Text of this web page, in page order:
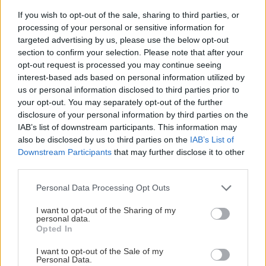
If you wish to opt-out of the sale, sharing to third parties, or
processing of your personal or sensitive information for
targeted advertising by us, please use the below opt-out
section to confirm your selection. Please note that after your
opt-out request is processed you may continue seeing
interest-based ads based on personal information utilized by
us or personal information disclosed to third parties prior to
your opt-out. You may separately opt-out of the further
disclosure of your personal information by third parties on the
IAB’s list of downstream participants. This information may
also be disclosed by us to third parties on the IAB’s List of
Downstream Participants that may further disclose it to other
Please note that this website/app uses one or more Google
not limited to your visit or usage behaviour. You may click to
grant or deny consent to Google and its third-party tags to
use your data for below specified purposes in below Google
consent section.
Personal Data Processing Opt Outs
I want to opt-out of the Sharing of my
personal data.
Opted In
I want to opt-out of the Sale of my
Personal Data.
však horúca para.
Razantnejšie účinky
má 15- až 20-
percentné vápenné
mlieko s prídavkom
modrej skalice alebo 3
% sódy. Používa sa aj 5-percentný roztok
modrej skalice. Chlórové prípravky sú síce
účinné, ale zanechávajú nepríjemný pach, ktorý
nepriaznivo ovplyvňuje vôňu výpestkov.
Predobrazom ideálneho skladovania
výpestkov, ktorý spĺňal väčšinu základných